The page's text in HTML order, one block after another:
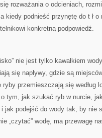
rozważania o odcieniach,
kiedy podnieść przynętę do t ł
konkretną podpowiedź.
nie jest tylko kawałkiem
się napływy, gdzie są
przemieszczają się według
tym, jak szukać ryb w nurcie,
jak podejść do wody tak, by nie
„czytać” wodę, ma przewagę